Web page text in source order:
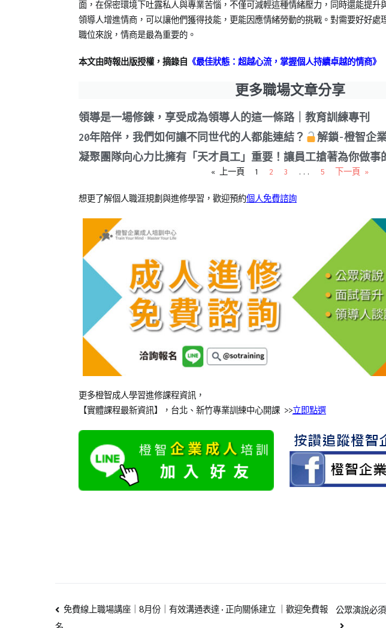
面，在保密環境下吐露私人與專業苦惱，不僅可減輕這種情緒壓力，同時還能提升
領導人增進情商，可以讓他們獲得技能，更能因應情緒勞動的挑戰。對需要好好處
職位來說，情商是最為重要的。
本文由時報出版授權，摘錄自 《最佳狀態：超越心流，掌握個人持續卓越的情商》
更多職場文章分享
領導是一場修鍊，享受成為領導人的這一條路｜教育訓練專刊
20年陪伴，我們如何讓不同世代的人都能連結？
解鎖-橙智企
凝聚團隊向心力比擁有「天才員工」重要！讓員工搶著為你做事
« 上一頁 1 2 3 ... 5 下一頁 »
想更了解個人職涯規劃與進修學習，歡迎預約個人免費諮詢
更多橙智成人學習進修課程資訊，
【實體課程最新資訊】，台北、新竹專業訓練中心開課 >>立即點選
免費線上職場講座｜8月份｜有效溝通表達 · 正向關係建立 ｜歡迎免費報
公眾演說必